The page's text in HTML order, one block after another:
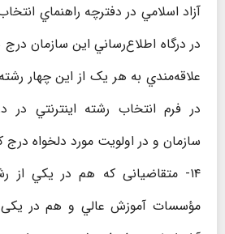
آزاد اسلامي در دفترچه راهنماي
در درگاه اطلاع‌رساني این سازمان
علاقه‌مندي به هر یک از این چهار
در فرم انتخاب رشته اينترنتي در
سازمان و در اولویت مورد دلخواه درج
۱۴- متقاضیانی كه هم در يكي از
مؤسسات آموزش عالي و هم در یکی